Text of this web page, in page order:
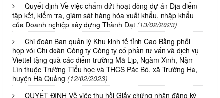
Quyết định Về việc chấm dứt hoạt động dự án Địa điểm
tập kết, kiểm tra, giám sát hàng hóa xuất khẩu, nhập khẩu
của Doanh nghiệp xây dựng Thành Đạt (13/02/2023)
Chi đoàn Ban quản lý Khu kinh tế tỉnh Cao Bằng phối
hợp với Chi đoàn Công ty Công ty cổ phần tư vấn và dịch vụ
Viettel tặng quà các điểm trường Mã Lịp, Ngàm Xình, Nặm
Lìn thuộc Trường Tiểu học và THCS Pác Bó, xã Trường Hà,
huyện Hà Quảng (12/02/2023)
QUYẾT ĐỊNH Về việc thu hồi Giấy chứng nhận đăng ký